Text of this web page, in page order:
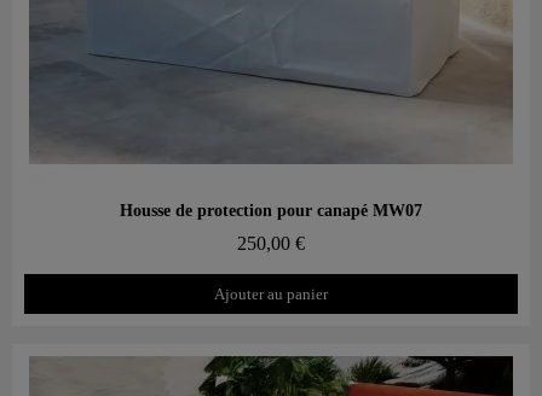
Aperçu rapide
Housse de protection pour canapé MW07
250,00 €
Ajouter au panier